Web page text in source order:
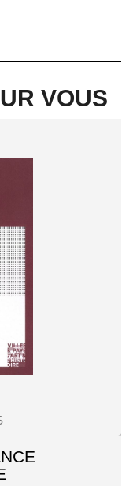
VOUS